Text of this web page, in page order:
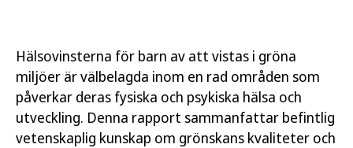
Hälsovinsterna för barn av att vistas i gröna
miljöer är välbelagda inom en rad områden som
påverkar deras fysiska och psykiska hälsa och
utveckling. Denna rapport sammanfattar befintlig
vetenskaplig kunskap om grönskans kvaliteter och